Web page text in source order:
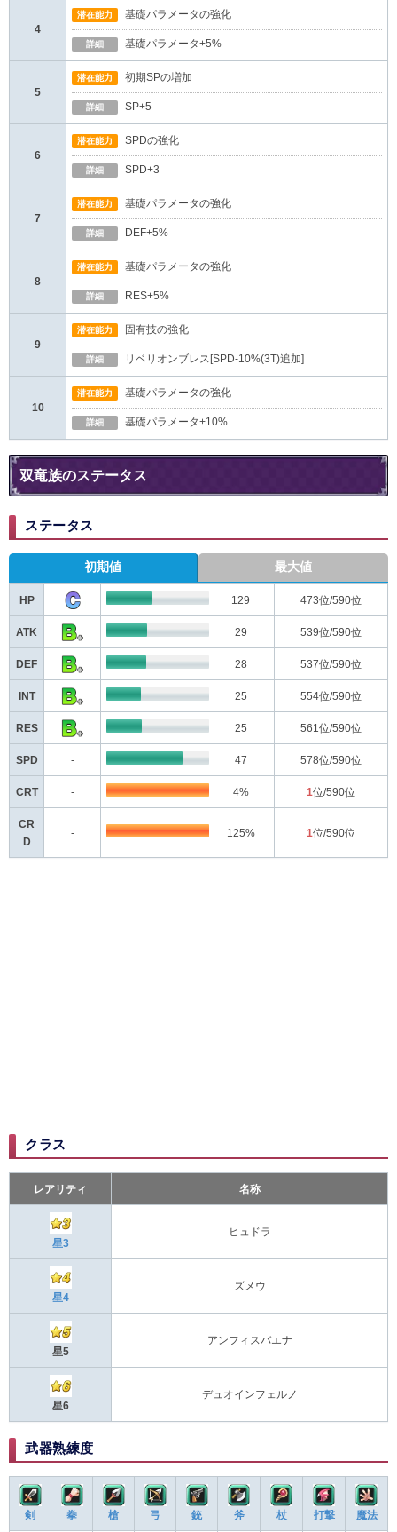
4
潜在能力 基礎パラメータの強化
詳細 基礎パラメータ+5%
5
潜在能力 初期SPの増加
詳細 SP+5
6
潜在能力 SPDの強化
詳細 SPD+3
7
潜在能力 基礎パラメータの強化
詳細 DEF+5%
8
潜在能力 基礎パラメータの強化
詳細 RES+5%
9
潜在能力 固有技の強化
詳細 リベリオンブレス[SPD-10%(3T)追加]
10
潜在能力 基礎パラメータの強化
詳細 基礎パラメータ+10%
双竜族のステータス
ステータス
初期値 最大値
HP 129 473位/590位
ATK 29 539位/590位
DEF 28 537位/590位
INT 25 554位/590位
RES 25 561 位/590位
SPD - 47 578位/590位
CRT - 4% 1位/590位
CR
D
- 125% 1位/590位
クラス
レアリティ 名称
星3
ヒュドラ
星4
ズメウ
星5
アンフィスバエナ
星6
デュオインフェルノ
武器熟練度
剣 拳 槍 弓 銃 斧 杖 打撃 魔法